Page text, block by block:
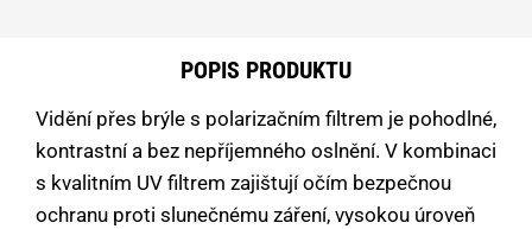
POPIS PRODUKTU
Vidění přes brýle s polarizačním filtrem je pohodlné,
kontrastní a bez nepříjemného oslnění. V kombinaci
s kvalitním UV filtrem zajištují očím bezpečnou
ochranu proti slunečnému záření, vysokou úroveň